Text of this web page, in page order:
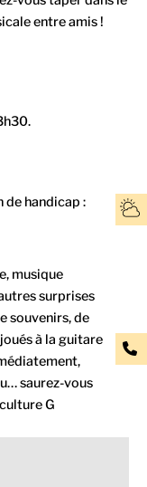
entre amis !
de handicap :
musique
surprises
souvenirs, de
à la guitare
saurez-vous
G